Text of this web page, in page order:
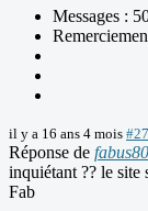
Messages :
il y a 16 ans 4 mois
Réponse de fabus80
inquiétant ?? le site
Fab